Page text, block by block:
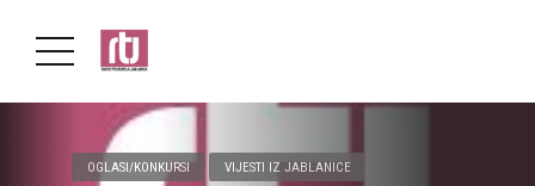
OGLASI/KONKURSI VIJESTI IZ JABLANICE